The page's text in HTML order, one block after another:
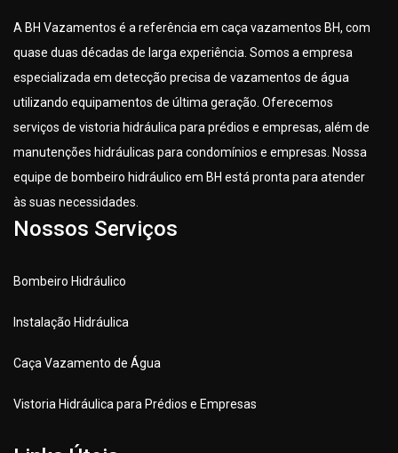
A BH Vazamentos é a referência em caça vazamentos BH, com
quase duas décadas de larga experiência. Somos a empresa
especializada em detecção precisa de vazamentos de água
utilizando equipamentos de última geração. Oferecemos
serviços de vistoria hidráulica para prédios e empresas, além de
manutenções hidráulicas para condomínios e empresas. Nossa
equipe de bombeiro hidráulico em BH está pronta para atender
às suas necessidades.
Nossos Serviços
Bombeiro Hidráulico
Instalação Hidráulica
Caça Vazamento de Água
Vistoria Hidráulica para Prédios e Empresas